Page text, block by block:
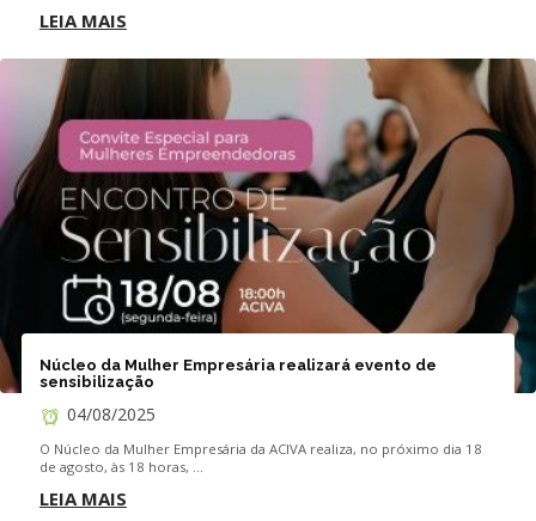
LEIA MAIS
Núcleo da Mulher Empresária realizará evento de
sensibilização
04/08/2025
O Núcleo da Mulher Empresária da ACIVA realiza, no próximo dia 18
de agosto, às 18 horas, ...
LEIA MAIS